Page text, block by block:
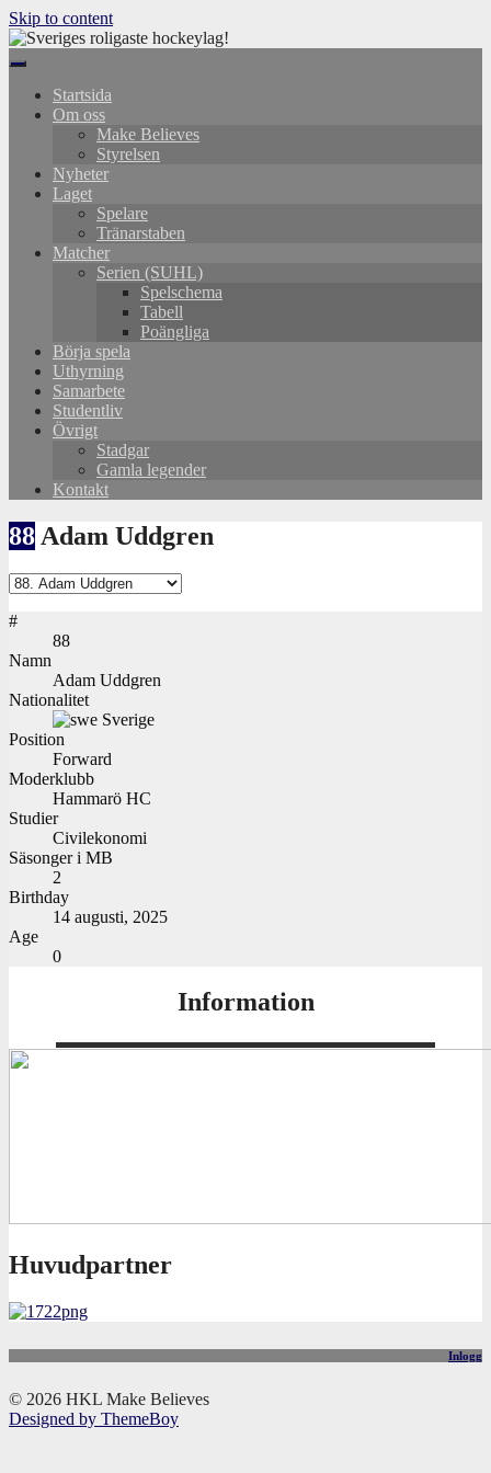
Skip to content
Startsida
Om oss
Make Believes
Styrelsen
Nyheter
Laget
Spelare
Tränarstaben
Matcher
Serien (SUHL)
Spelschema
Tabell
Poängliga
Börja spela
Uthyrning
Samarbete
Studentliv
Övrigt
Stadgar
Gamla legender
Kontakt
88 Adam Uddgren
#
88
Namn
Adam Uddgren
Nationalitet
Sverige
Position
Forward
Moderklubb
Hammarö HC
Studier
Civilekonomi
Säsonger i MB
2
Birthday
14 augusti, 2025
Age
0
Information
Huvudpartner
Inlogg
© 2026 HKL Make Believes
Designed by ThemeBoy